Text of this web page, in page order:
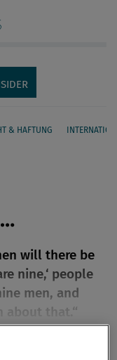
& HAFTUNG
will there be
nine,‘ people
men, and
about that.“